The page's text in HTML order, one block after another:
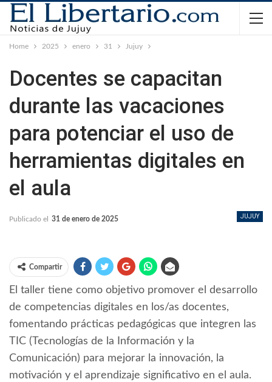
Home 2025 enero 31 Jujuy
Docentes se capacitan
durante las vacaciones
para potenciar el uso de
herramientas digitales en
el aula
JUJUY
Publicado el 31 de enero de 2025
Compartir
El taller tiene como objetivo promover el desarrollo
de competencias digitales en los/as docentes,
fomentando prácticas pedagógicas que integren las
TIC (Tecnologías de la Información y la
Comunicación) para mejorar la innovación, la
motivación y el aprendizaje significativo en el aula.